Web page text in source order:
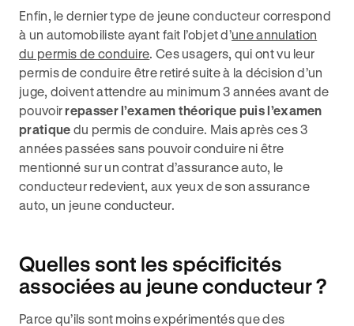
Enfin, le dernier type de jeune conducteur correspond
à un automobiliste ayant fait l’objet d’une annulation
du permis de conduire. Ces usagers, qui ont vu leur
permis de conduire être retiré suite à la décision d’un
juge, doivent attendre au minimum 3 années avant de
pouvoirrepasser l’examen théorique puis l’examen
pratique du permis de conduire. Mais après ces 3
années passées sans pouvoir conduire ni être
mentionné sur un contrat d’assurance auto, le
conducteur redevient, aux yeux de son assurance
auto, un jeune conducteur.
Quelles sont les spécificités
associées au jeune conducteur ?
Parce qu’ils sont moins expérimentés que des